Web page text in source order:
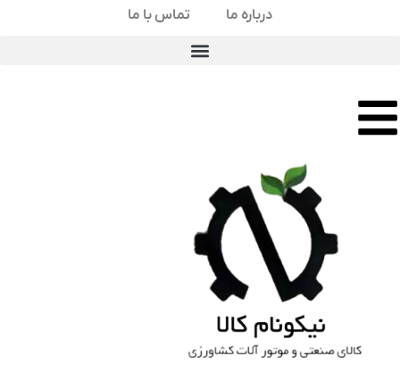
درباره ما تماس با ما